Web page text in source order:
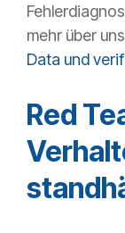
mehr über
Data und
Red